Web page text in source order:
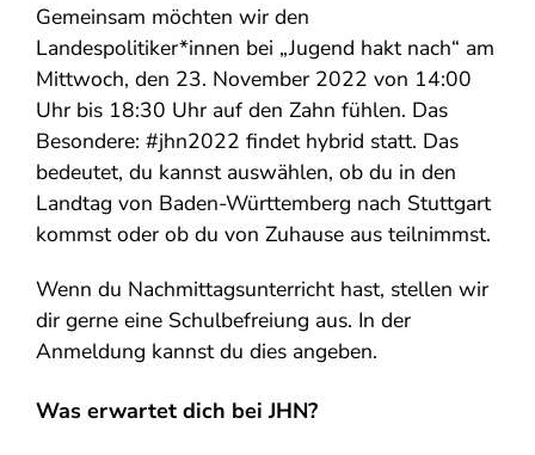
Gemeinsam möchten wir den
Landespolitiker*innen bei „Jugend hakt nach“ am
Mittwoch, den 23. November 2022 von 14:00
Uhr bis 18:30 Uhr auf den Zahn fühlen. Das
Besondere: #jhn2022 findet hybrid statt. Das
bedeutet, du kannst auswählen, ob du in den
Landtag von Baden-Württemberg nach Stuttgart
kommst oder ob du von Zuhause aus teilnimmst.
Wenn du Nachmittagsunterricht hast, stellen wir
dir gerne eine Schulbefreiung aus. In der
Anmeldung kannst du dies angeben.
Was erwartet dich bei JHN?